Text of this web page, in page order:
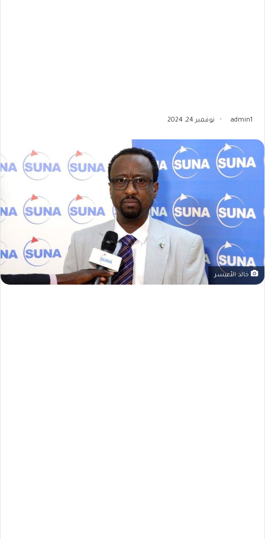
admin1 نوفمبر 24, 2024
خالد الأعيسر